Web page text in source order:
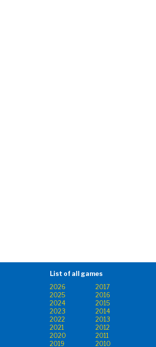
List of all games
2026
2017
2025
2016
2024
2015
2023
2014
2022
2013
2021
2012
2020
2011
2019
2010